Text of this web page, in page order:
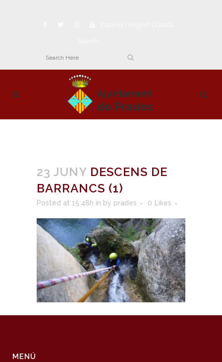
23 JUNY DESCENS DE
BARRANCS (1)
Posted at 15:48h in by prades 0 Likes
MENÚ